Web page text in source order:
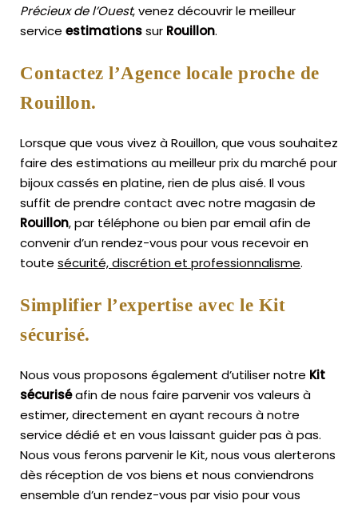
Précieux de l’Ouest, venez découvrir le meilleur
service estimationssur Rouillon.
Contactez l’Agence locale proche de
Rouillon.
Lorsque que vous vivez à Rouillon, que vous souhaitez
faire des estimations au meilleur prix du marché pour
bijoux cassés en platine, rien de plus aisé. Il vous
suffit de prendre contact avec notre magasin de
Rouillon, par téléphone ou bien par email afin de
convenir d’un rendez-vous pour vous recevoir en
toute sécurité, discrétion et professionnalisme.
Simplifier l’expertise avec le Kit
sécurisé.
Nous vous proposons également d’utiliser notre Kit
sécuriséafin de nous faire parvenir vos valeurs à
estimer, directement en ayant recours à notre
service dédié et en vous laissant guider pas à pas.
Nous vous ferons parvenir le Kit, nous vous alerterons
dès réception de vos biens et nous conviendrons
ensemble d’un rendez-vous par visio pour vous